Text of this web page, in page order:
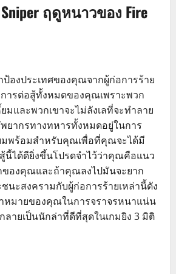
ฤดูหนาวของ Fire
องประเทศของคุณจากผู้ก่อการร้าย
ารต่อสู้ทั้งหมดของคุณเพราะพวก
มและพวกเขาจะไม่ลังเลที่จะทำลาย
ยากรทางทหารทั้งหมดอยู่ในการ
มพร้อมสำหรับคุณเพื่อที่คุณจะได้มี
นี้ได้ดียิ่งขึ้นโปรดจำไว้ว่าคุณคือแนว
ของคุณและถ้าคุณลงไปมันจะยาก
นะสงครามกับผู้ก่อการร้ายเหล่านี้ดัง
หมายของคุณในการจราจรหนาแน่น
ายเป็นนักล่าที่ดีที่สุดในเกมยิง 3 มิติ